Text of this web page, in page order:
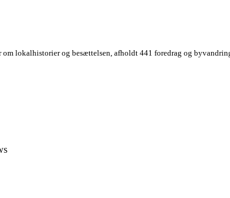
lokalhistorier og besættelsen, afholdt 441 foredrag og